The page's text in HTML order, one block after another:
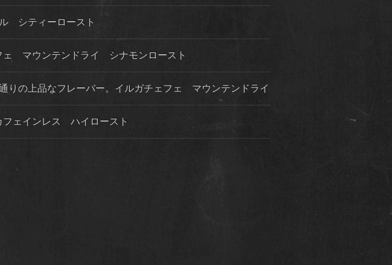
シティーロースト
ェ マウンテンドライ シナモンロースト
りの上品なフレーバー。イルガチェフェ マウンテンドライ
ェインレス ハイロースト